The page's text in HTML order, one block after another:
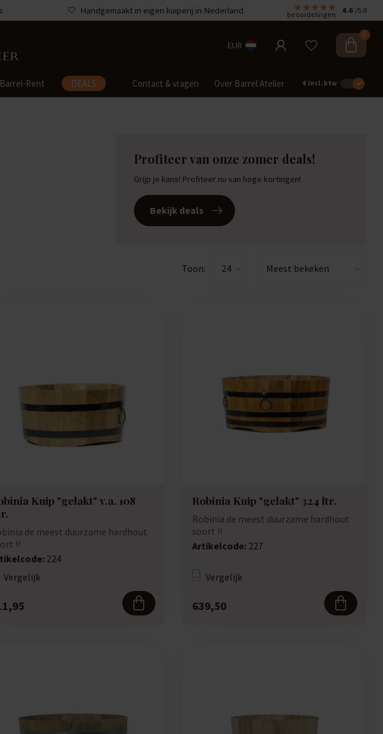
Handgemaakt in eigen kuiperij in Nederland beoordelingen 4.6 /5.0
EUR
0
Barrel-Rent DEALS Contact & vragen Over Barrel Atelier € Incl. btw
Profiteer van onze zomer deals!
Grijp je kans! Profiteer nu van hoge kortingen!
Bekijk deals
Toon:
Kuip "gelakt" v.a. 108
de meest duurzame hardhout
!!
224
Vergelijk
Robinia Kuip "gelakt" 324 ltr.
Robinia de meest duurzame hardhout
soort !!
Artikelcode: 227
Vergelijk
639,50